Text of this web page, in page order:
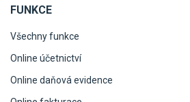
FUNKCE
Všechny funkce
Online účetnictví
Online daňová evidence